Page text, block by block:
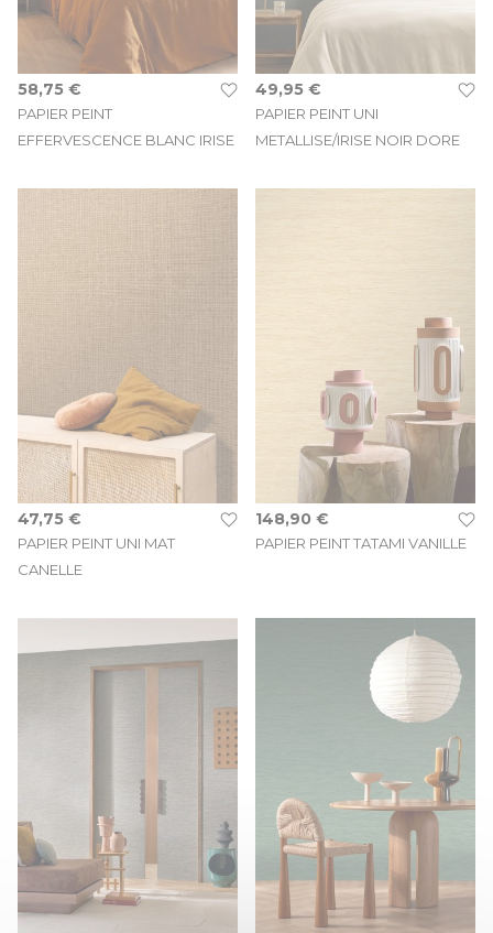
PAPIER PEINT
EFFERVESCENCE BLANC IRISE
58,75 €
PAPIER PEINT UNI
METALLISE/IRISE NOIR DORE
49,95 €
PAPIER PEINT UNI MAT
CANELLE
47,75 €
PAPIER PEINT TATAMI VANILLE
148,90 €